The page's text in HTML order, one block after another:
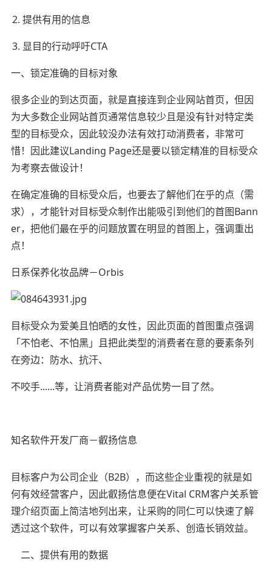
提供有用的信息
显目的行动呼吁CTA
一、锁定准确的目标对象
很多企业的到达页面，就是直接连到企业网站首页，但因
为大多数企业网站首页通常信息较少且是没有针对特定类
型的目标受众，因此较没办法有效打动消费者，非常可
惜！因此建议Landing Page还是要以锁定精准的目标受众
为考察去做设计！
在确定准确的目标受众后，也要去了解他们在乎的点（需
求），才能针对目标受众制作出能吸引到他们的首图Bann
er，把他们最在乎的问题放置在明显的首图上，强调重出
点！
日系保养化妆品牌－Orbis
目标受众为爱美且怕晒的女性，因此页面的首图重点强调
「不怕老、不怕黑」且把此类型的消费者在意的要素条列
在旁边：防水、抗汗、
不咬手......等，让消费者能对产品优势一目了然。
知名软件开发厂商－叡扬信息
目标客户为公司企业（B2B），而这些企业重视的就是如
何有效经营客户，因此叡扬信息便在Vital CRM客户关系管
理介绍页面上简洁地列出来，让采购的同仁可以快速了解
透过这个软件，可以有效掌握客户关系、创造长销效益。
二、提供有用的数据